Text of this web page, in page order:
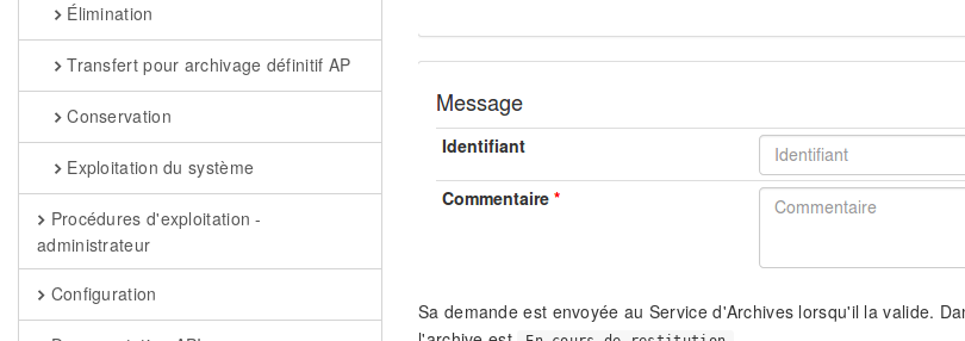
Élimination
Transfert pour archivage définitif AP
Conservation
Exploitation du système
Procédures d'exploitation -
administrateur
Configuration
Sa demande est envoyée au Service d'Archives lorsqu'il la valide.